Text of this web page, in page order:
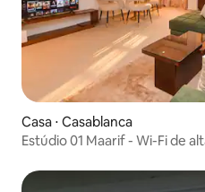
Casa ⋅ Casablanca
Estúdio 01 Maarif - Wi-Fi de